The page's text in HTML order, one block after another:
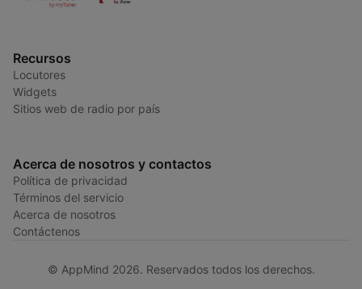
Recursos
Locutores
Widgets
Sitios web de radio por país
Acerca de nosotros y contactos
Política de privacidad
Términos del servicio
Acerca de nosotros
Contáctenos
© AppMind 2026. Reservados todos los derechos.